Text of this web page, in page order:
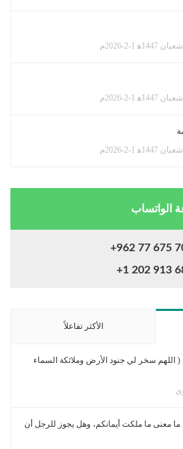
الواتساب
+962 77 675
+1 202 913
الأكثر تفاعلاً
اللهم سخر لي جنود الأرض وملائكة السماء
معنى ما ملكت أيمانكم، وهل يجوز للرجل أن